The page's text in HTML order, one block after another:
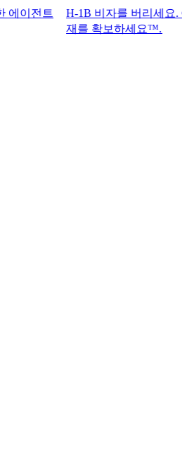
H-1B 비자를 버리세요. G-P 기록
재를 확보하세요™.​​